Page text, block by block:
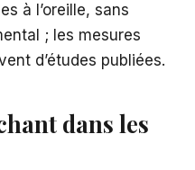
à l’oreille, sans
; les mesures
d’études publiées.
dans les